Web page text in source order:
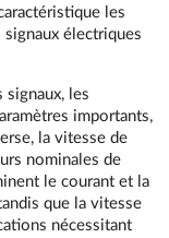
les
électriques
signaux, les
importants,
la vitesse de
nominales de
le courant et la
que la vitesse
nécessitant